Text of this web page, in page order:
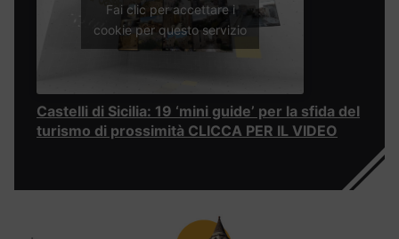
Fai clic per accettare i
cookie per questo servizio
Castelli di Sicilia: 19 ‘mini guide’ per la sfida del
turismo di prossimità CLICCA PER IL VIDEO